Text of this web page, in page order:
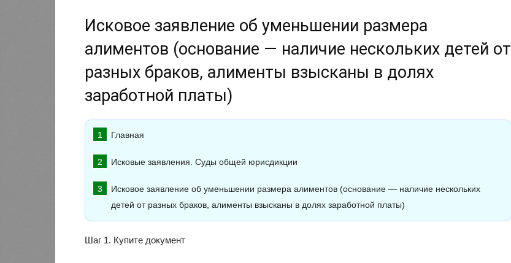
Исковое заявление об уменьшении размера
алиментов (основание — наличие нескольких детей от
разных браков, алименты взысканы в долях
заработной платы)
Главная
Исковые заявления. Суды общей юрисдикции
Исковое заявление об уменьшении размера алиментов (основание — наличие нескольких
детей от разных браков, алименты взысканы в долях заработной платы)
Шаг 1. Купите документ